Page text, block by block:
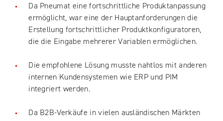
Da Pneumat eine fortschrittliche Produktanpassung
ermöglicht, war eine der Hauptanforderungen die
Erstellung fortschrittlicher Produktkonfiguratoren,
die die Eingabe mehrerer Variablen ermöglichen.
Die empfohlene Lösung musste nahtlos mit anderen
internen Kundensystemen wie ERP und PIM
integriert werden.
Da B2B-Verkäufe in vielen ausländischen Märkten